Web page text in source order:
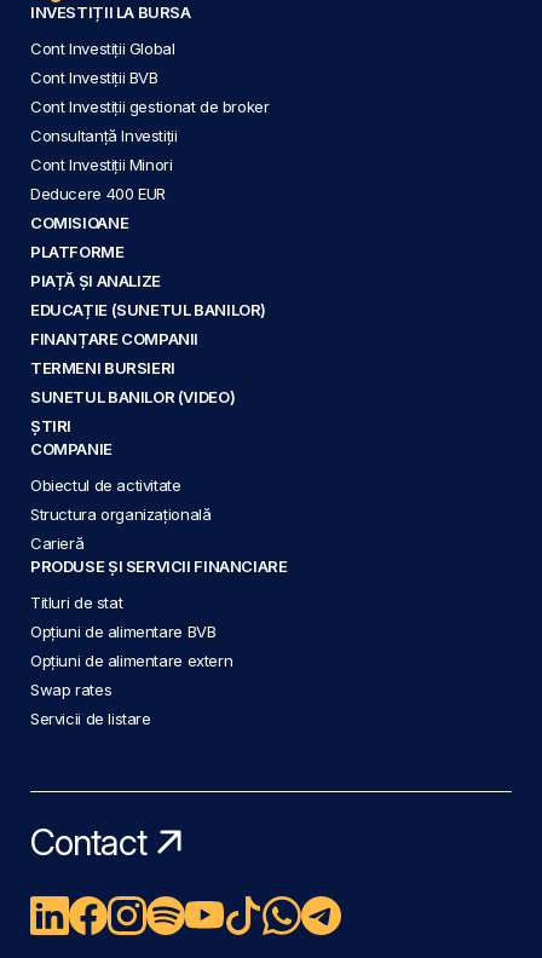
INVESTIȚII LA BURSA
Cont Investiții Global
Cont Investiții BVB
Cont Investiții gestionat de broker
Consultanță Investiții
Cont Investiții Minori
Deducere 400 EUR
COMISIOANE
PLATFORME
PIAȚĂ ȘI ANALIZE
EDUCAȚIE (SUNETUL BANILOR)
FINANȚARE COMPANII
TERMENI BURSIERI
SUNETUL BANILOR (VIDEO)
ȘTIRI
COMPANIE
Obiectul de activitate
Structura organizațională
Carieră
PRODUSE ȘI SERVICII FINANCIARE
Titluri de stat
Opțiuni de alimentare BVB
Opțiuni de alimentare extern
Swap rates
Servicii de listare
Contact